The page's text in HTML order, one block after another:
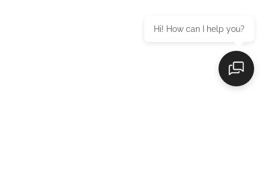
Hi! How can I help you?